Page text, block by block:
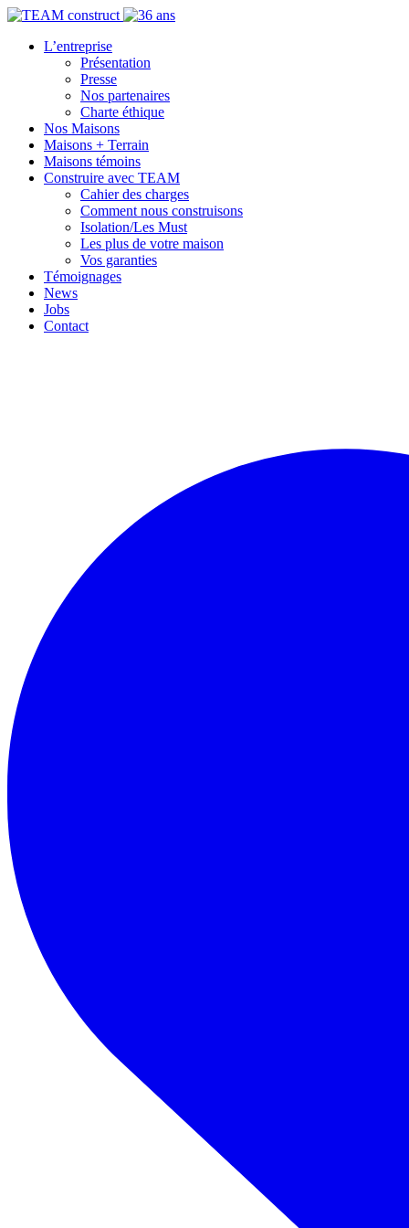
L’entreprise
Présentation
Presse
Nos partenaires
Charte éthique
Nos Maisons
Maisons + Terrain
Maisons témoins
Construire avec TEAM
Cahier des charges
Comment nous construisons
Isolation/Les Must
Les plus de votre maison
Vos garanties
Témoignages
News
Jobs
Contact